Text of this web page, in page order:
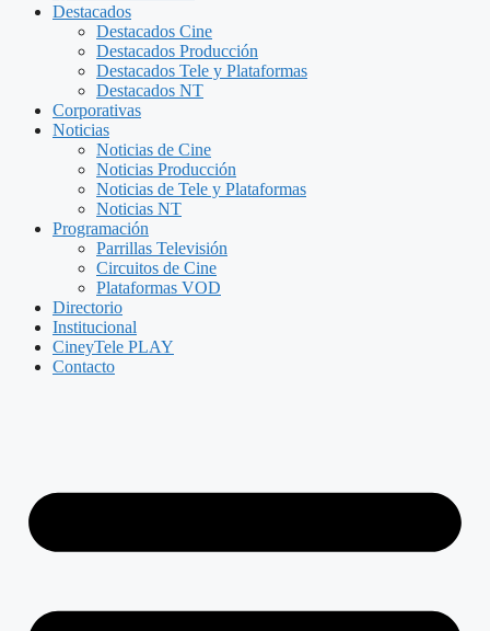
Destacados
Destacados Cine
Destacados Producción
Destacados Tele y Plataformas
Destacados NT
Corporativas
Noticias
Noticias de Cine
Noticias Producción
Noticias de Tele y Plataformas
Noticias NT
Programación
Parrillas Televisión
Circuitos de Cine
Plataformas VOD
Directorio
Institucional
CineyTele PLAY
Contacto